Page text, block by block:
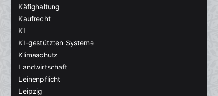
Käfighaltung
Kaufrecht
KI
KI-gestützten Systeme
Klimaschutz
Landwirtschaft
Leinenpflicht
Leipzig